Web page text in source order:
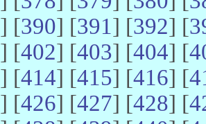
] [390] [391] [392] [
] [402] [403] [404] [
] [414] [415] [416] [
] [426] [427] [428] [